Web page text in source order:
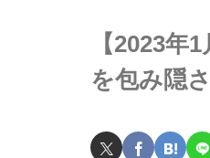
【2023年
を包み隠